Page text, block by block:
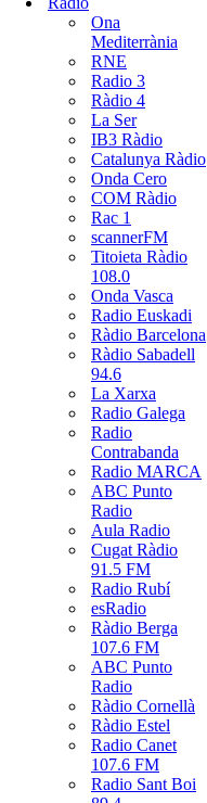
Ona
Mediterrània
RNE
Radio 3
Ràdio 4
La Ser
IB3 Ràdio
Catalunya Ràdio
Onda Cero
COM Ràdio
Rac 1
scannerFM
Titoieta Ràdio
108.0
Onda Vasca
Radio Euskadi
Ràdio Barcelona
Ràdio Sabadell
94.6
La Xarxa
Radio Galega
Radio
Contrabanda
Radio MARCA
ABC Punto
Radio
Aula Radio
Cugat Ràdio
91.5 FM
Radio Rubí
esRadio
Ràdio Berga
107.6 FM
ABC Punto
Radio
Ràdio Cornellà
Ràdio Estel
Radio Canet
107.6 FM
Radio Sant Boi